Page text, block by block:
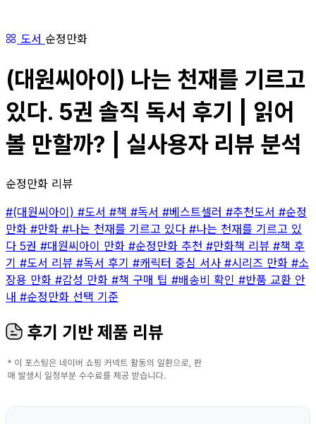
도서 순정만화
(대원씨아이) 나는 천재를 기르고
있다. 5권 솔직 독서 후기 | 읽어
볼 만할까? | 실사용자 리뷰 분석
순정만화 리뷰
#(대원씨아이) #도서 #책 #독서 #베스트셀러 #추천도서 #순정
만화 #만화 #나는 천재를 기르고 있다 #나는 천재를 기르고 있
다 5권 #대원씨아이 만화 #순정만화 추천 #만화책 리뷰 #책 후
기 #도서 리뷰 #독서 후기 #캐릭터 중심 서사 #시리즈 만화 #소
장용 만화 #감성 만화 #책 구매 팁 #배송비 확인 #반품 교환 안
내 #순정만화 선택 기준
후기 기반 제품 리뷰